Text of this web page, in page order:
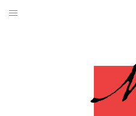
Aller